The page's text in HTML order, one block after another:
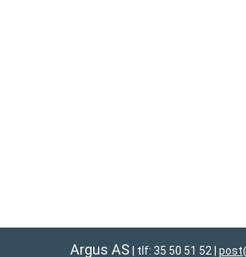
Argus AS | tlf: 35 50 51 52